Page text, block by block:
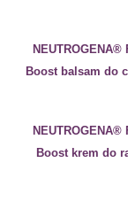
NEUTROGENA®
Boost balsam do
NEUTROGENA®
Boost krem do